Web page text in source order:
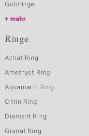
Goldringe
mehr
Ringe
Achat Ring
Amethyst Ring
Aquamarin Ring
Citrin Ring
Diamant Ring
Granat Ring